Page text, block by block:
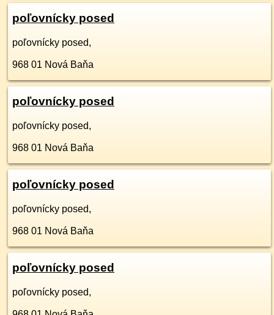
poľovnícky posed
poľovnícky posed,
968 01 Nová Baňa
poľovnícky posed
poľovnícky posed,
968 01 Nová Baňa
poľovnícky posed
poľovnícky posed,
968 01 Nová Baňa
poľovnícky posed
poľovnícky posed,